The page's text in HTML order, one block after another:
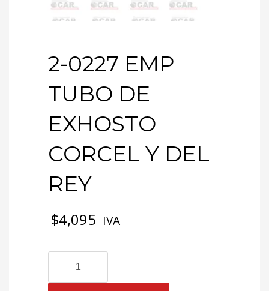
2-0227 EMP
TUBO DE
EXHOSTO
CORCEL Y DEL
REY
$4,095 IVA
EMP